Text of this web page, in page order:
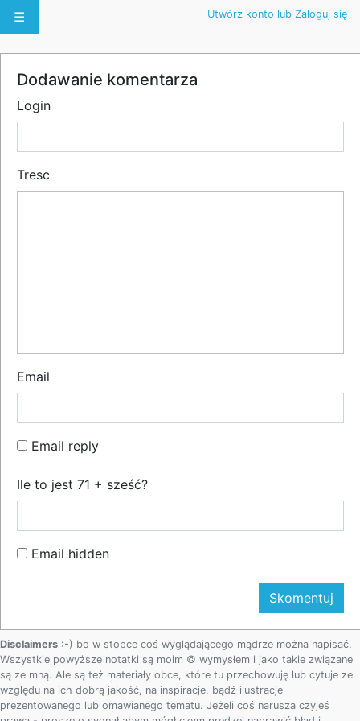
☰ Utwórz konto lub Zaloguj się
Dodawanie komentarza
Login
Tresc
Email
Email reply
Ile to jest 71 + sześć?
Email hidden
Disclaimers :-) bo w stopce coś wyglądającego mądrze można napisać.
Wszystkie powyższe notatki są moim © wymysłem i jako takie związane
są ze mną. Ale są też materiały obce, które tu przechowuję lub cytuje ze
względu na ich dobrą jakość, na inspiracje, bądź ilustracje
prezentowanego lub omawianego tematu. Jeżeli coś narusza czyjeś